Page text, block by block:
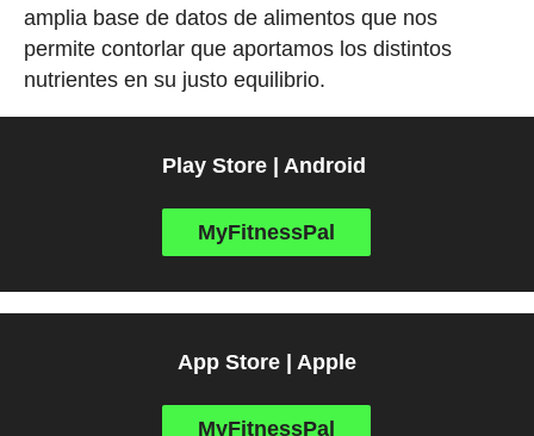
amplia base de datos de alimentos que nos
permite contorlar que aportamos los distintos
nutrientes en su justo equilibrio.
Play Store | Android
MyFitnessPal
App Store | Apple
MyFitnessPal